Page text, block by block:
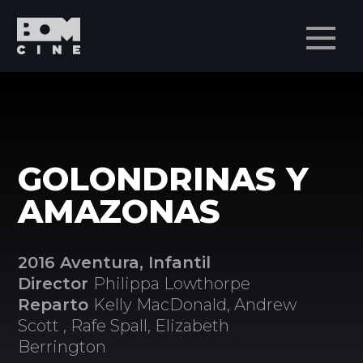
GOLONDRINAS Y
AMAZONAS
2016 Aventura, Infantil
Director Philippa Lowthorpe
Reparto Kelly MacDonald, Andrew
Scott , Rafe Spall, Elizabeth
Berrington